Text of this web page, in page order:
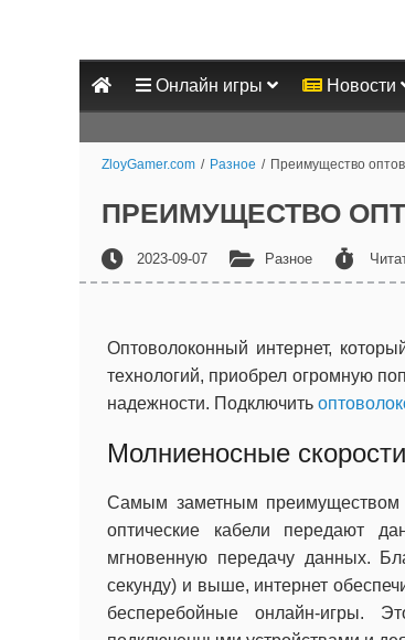
Онлайн игры Новости
ZloyGamer.com / Разное / Преимущество
ПРЕИМУЩЕСТВО
2023-09-07 Разное
Оптоволоконный интернет,
технологий, приобрел огромную
надежности. Подключить
Молниеносные скорости
Самым заметным преимуществом
оптические кабели передают
мгновенную передачу данных.
секунду) и выше, интернет
бесперебойные онлайн-игры.